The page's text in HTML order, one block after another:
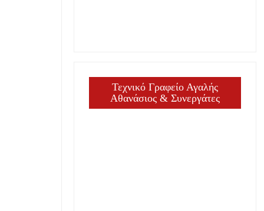
Τεχνικό Γραφείο Αγαλής
Αθανάσιος & Συνεργάτες